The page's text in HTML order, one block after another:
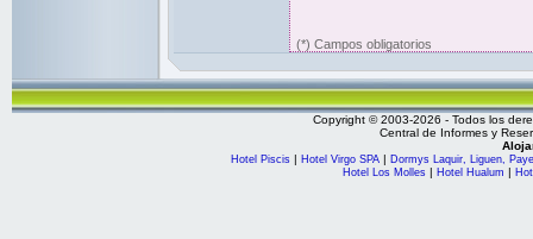
(*) Campos obligatorios
Copyright © 2003-2026 - Todos los
Central de Informes y
Hotel Piscis | Hotel Virgo SPA | Dormys Laquir, Liguen,
Hotel Los Molles| Hotel Hualum |